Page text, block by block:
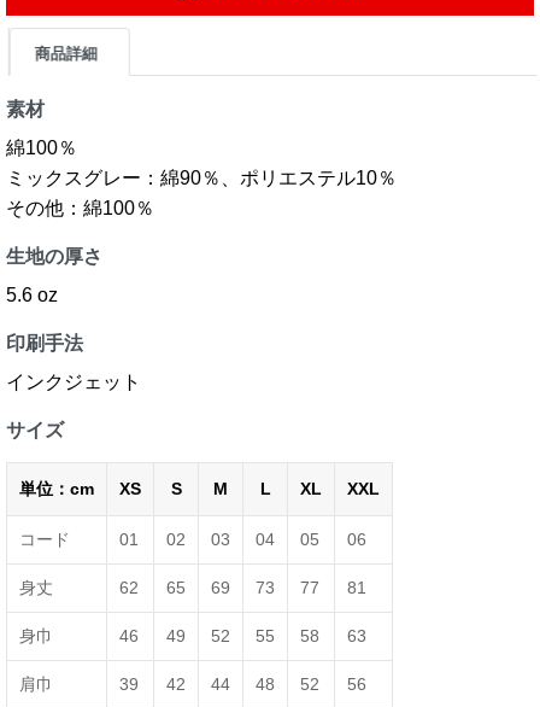
商品詳細
素材
綿100％
ミックスグレー：綿90％、ポリエステル10％
その他：綿100％
生地の厚さ
5.6 oz
印刷手法
インクジェット
サイズ
単位：cm XS S M L XL XXL
コード 01 02 03 04 05 06
身丈 62 65 69 73 77 81
身巾 46 49 52 55 58 63
肩巾 39 42 44 48 52 56